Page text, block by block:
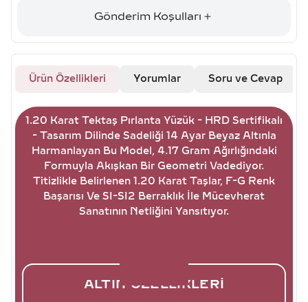
Gönderim Koşulları
Ürün Özellikleri Yorumlar Soru ve Cevap
1.20 Karat Tektaş Pırlanta Yüzük - HRD Sertifikalı
- Tasarım Dilinde Sadeliği 14 Ayar Beyaz Altınla
Harmanlayan Bu Model, 4.17 Gram Ağırlığındaki
Formuyla Akışkan Bir Geometri Vadediyor.
Titizlikle Belirlenen 1.20 Karat Taşlar, F-G Renk
Başarısı Ve SI-SI2 Berraklık İle Mücevherat
Sanatının Netliğini Yansıtıyor.
ALTIN ÖZELLIKLERI